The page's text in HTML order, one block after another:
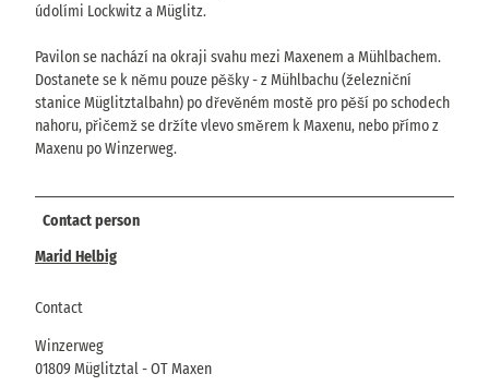
údolími Lockwitz a Müglitz.
Pavilon se nachází na okraji svahu mezi Maxenem a Mühlbachem.
Dostanete se k němu pouze pěšky - z Mühlbachu (železniční
stanice Müglitztalbahn) po dřevěném mostě pro pěší po schodech
nahoru, přičemž se držíte vlevo směrem k Maxenu, nebo přímo z
Maxenu po Winzerweg.
Contact person
Marid Helbig
Contact
Winzerweg
01809Müglitztal- OT Maxen